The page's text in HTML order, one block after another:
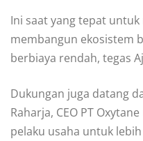
Ini saat yang tepat
membangun ekosistem
berbiaya rendah, tegas
Dukungan juga datang
Raharja, CEO PT
pelaku usaha untuk